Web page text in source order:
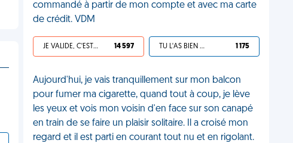
commandé à partir de mon compte et avec ma carte
de crédit. VDM
JE VALIDE, C'EST UNE VDM 14 597 TU L'AS BIEN MÉRITÉ 1 175
Aujourd'hui, je vais tranquillement sur mon balcon
pour fumer ma cigarette, quand tout à coup, je lève
les yeux et vois mon voisin d'en face sur son canapé
en train de se faire un plaisir solitaire. Il a croisé mon
regard et il est parti en courant tout nu et en rigolant.